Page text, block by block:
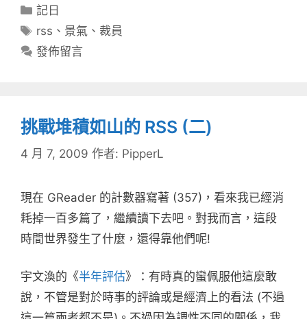
分
類
記日
標
籤
rss 、 景氣 、 裁員
發佈留言
挑戰堆積如山的 RSS (二)
4 月 7, 2009 作者: PipperL
現在 GReader 的計數器寫著 (357)，看來我已經消
耗掉一百多篇了，繼續讀下去吧。對我而言，這段
時間世界發生了什麼，還得靠他們呢!
宇文渙的《半年評估》：有時真的蠻佩服他這麼敢
說，不管是對於時事的評論或是經濟上的看法 (不過